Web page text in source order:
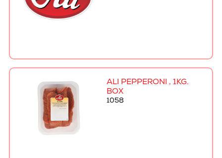
ALI PEPPERONI , 1KG.
BOX
1058